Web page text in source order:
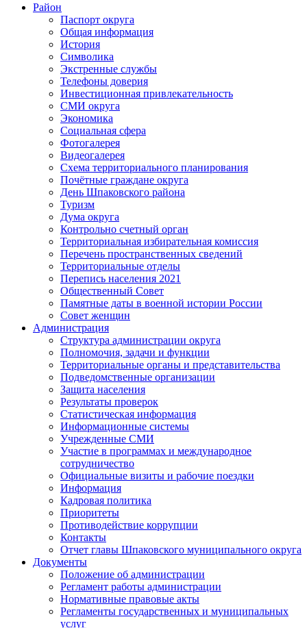
Район
Паспорт округа
Общая информация
История
Символика
Экстренные службы
Телефоны доверия
Инвестиционная привлекательность
СМИ округа
Экономика
Социальная сфера
Фотогалерея
Видеогалерея
Схема территориального планирования
Почётные граждане округа
День Шпаковского района
Туризм
Дума округа
Контрольно счетный орган
Территориальная избирательная комиссия
Перечень пространственных сведений
Территориальные отделы
Перепись населения 2021
Общественный Совет
Памятные даты в военной истории России
Совет женщин
Администрация
Структура администрации округа
Полномочия, задачи и функции
Территориальные органы и представительства
Подведомственные организации
Защита населения
Результаты проверок
Статистическая информация
Информационные системы
Учрежденные СМИ
Участие в программах и международное
сотрудничество
Официальные визиты и рабочие поездки
Информация
Кадровая политика
Приоритеты
Противодействие коррупции
Контакты
Отчет главы Шпаковского муниципального округа
Документы
Положение об администрации
Регламент работы администрации
Нормативные правовые акты
Регламенты государственных и муниципальных
услуг